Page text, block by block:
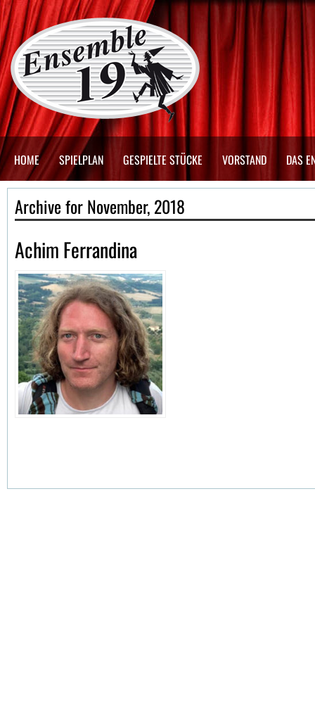
HOME SPIELPLAN GESPIELTE STÜCKE VORSTAND DAS
Archive for November, 2018
Achim Ferrandina